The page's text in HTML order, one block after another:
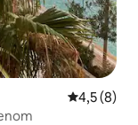
Prosječna
4,5 (8)